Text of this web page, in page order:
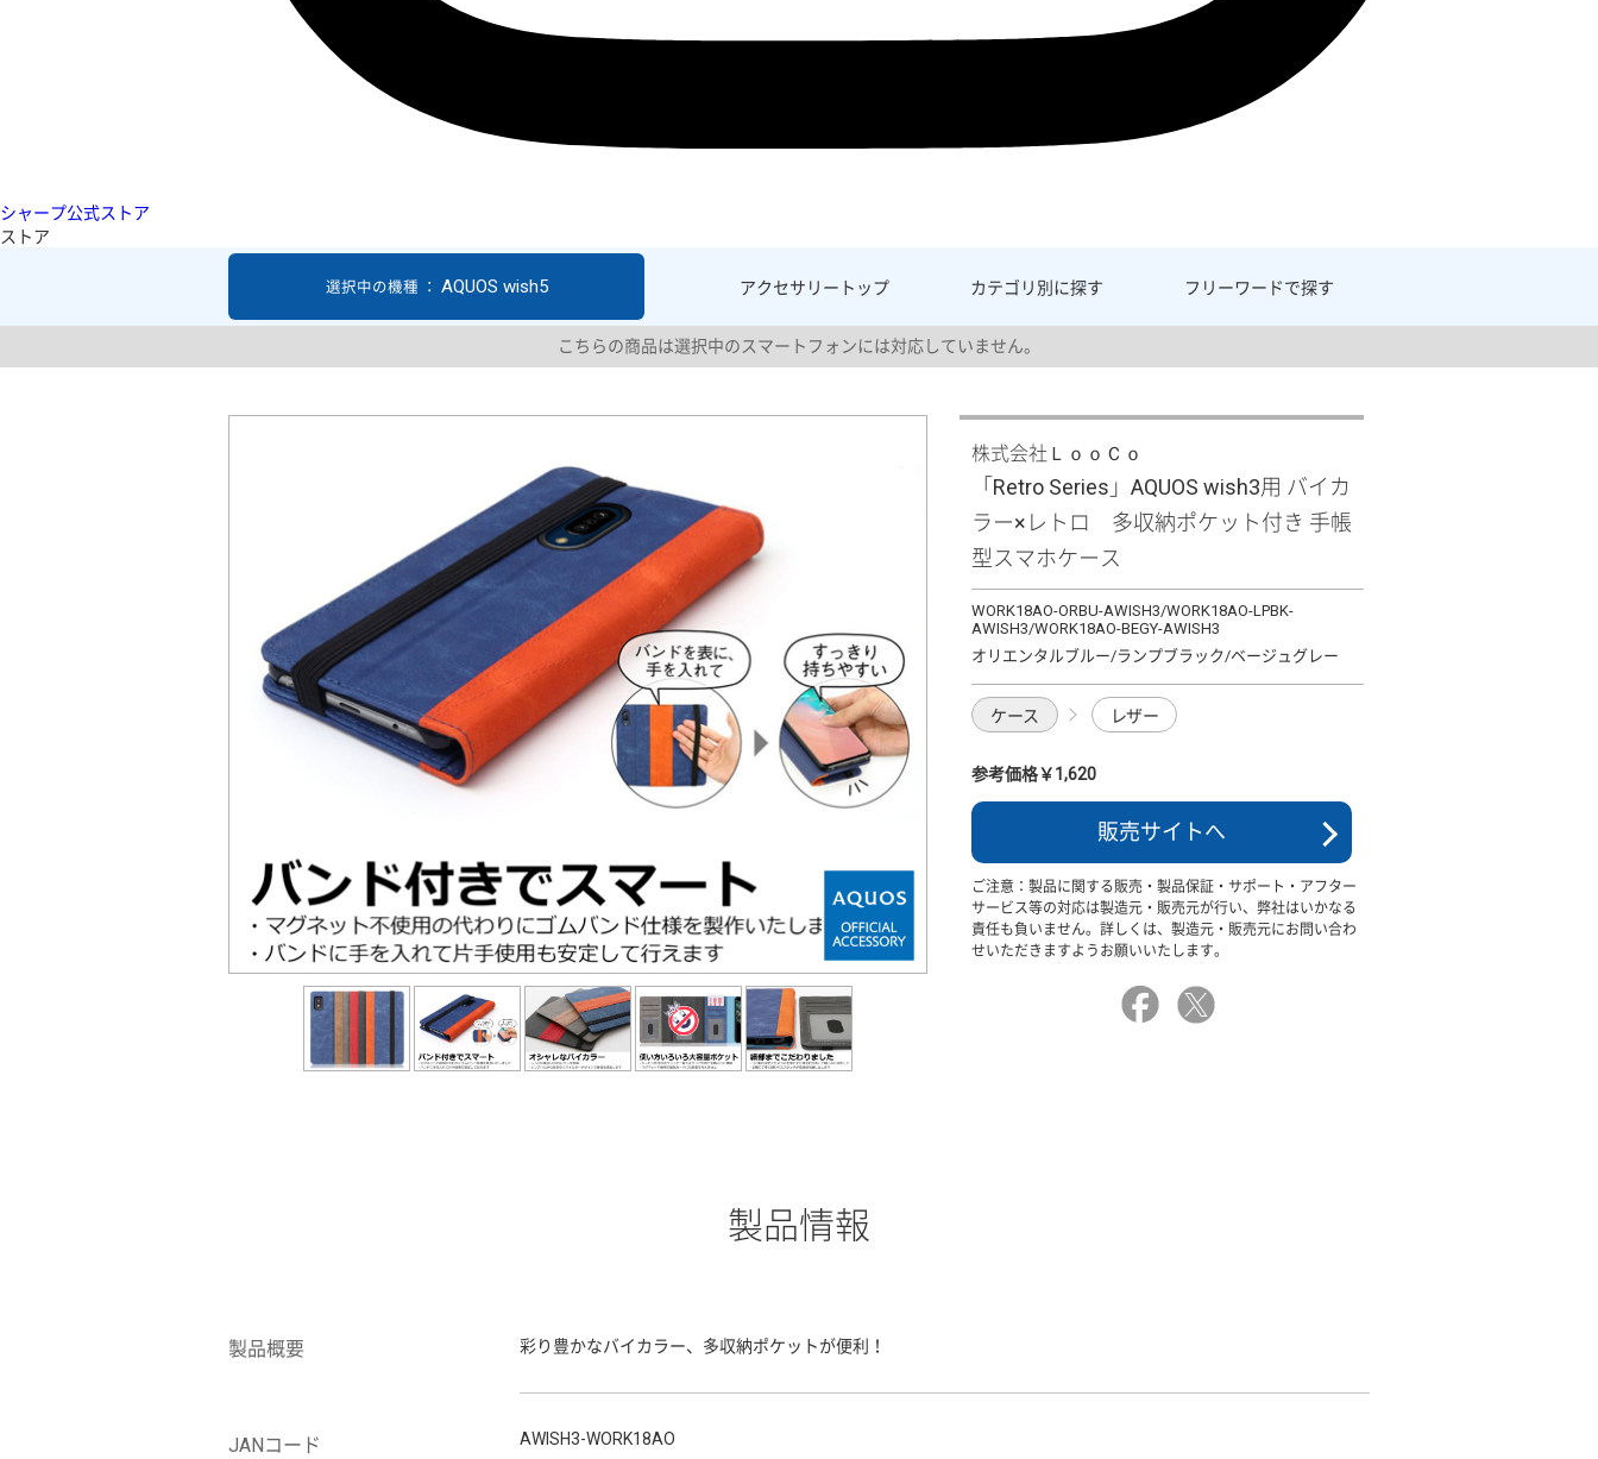
シャープ公式ストア
ストア
アクセサリー トップ カテゴリ別に探す フリーワードで探す
選択中の機種 ： AQUOS wish5
こちらの商品は選択中のスマートフォンには対応していません。
株式会社ＬｏｏＣｏ
「Retro Series」AQUOS wish3用 バイカ
ラー×レトロ 多収納ポケット付き 手帳
型スマホケース
WORK18AO-ORBU-AWISH3/WORK18AO-LPBK-
AWISH3/WORK18AO-BEGY-AWISH3
オリエンタルブルー/ランプブラック/ベージュグレー
ケース レザー
参考価格￥1,620
販売サイトへ
ご注意：製品に関する販売・製品保証・サポート・アフター
サービス等の対応は製造元・販売元が行い、弊社はいかなる
責任も負いません。詳しくは、製造元・販売元にお問い合わ
せいただきますようお願いいたします。
製品情報
製品概要 彩り豊かなバイカラー、多収納ポケットが便利！
JANコード AWISH3-WORK18AO